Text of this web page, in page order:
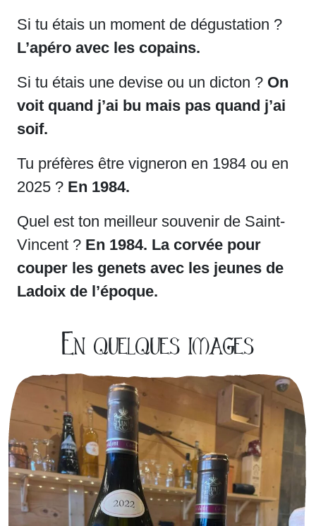
Si tu étais un moment de dégustation ?
L’apéro avec les copains.
Si tu étais une devise ou un dicton ? On
voit quand j’ai bu mais pas quand j’ai
soif.
Tu préfères être vigneron en 1984 ou en
2025 ? En 1984.
Quel est ton meilleur souvenir de Saint-
Vincent ? En 1984. La corvée pour
couper les genets avec les jeunes de
Ladoix de l’époque.
En quelques images